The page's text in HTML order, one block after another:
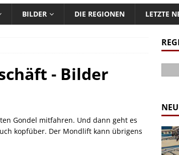
BILDER DIE REGIONEN LETZTE
- Bilder
Gondel mitfahren. Und dann geht es
kopfüber. Der Mondlift kann übrigens